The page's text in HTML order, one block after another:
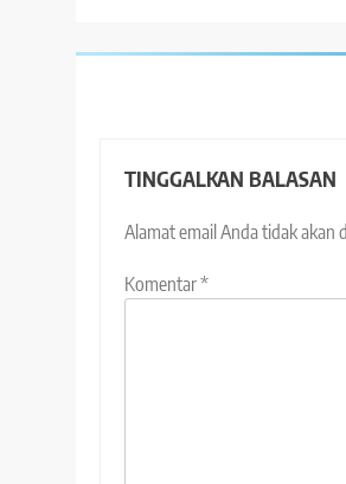
TINGGALKAN BALASAN
Alamat email Anda tidak akan
Komentar*